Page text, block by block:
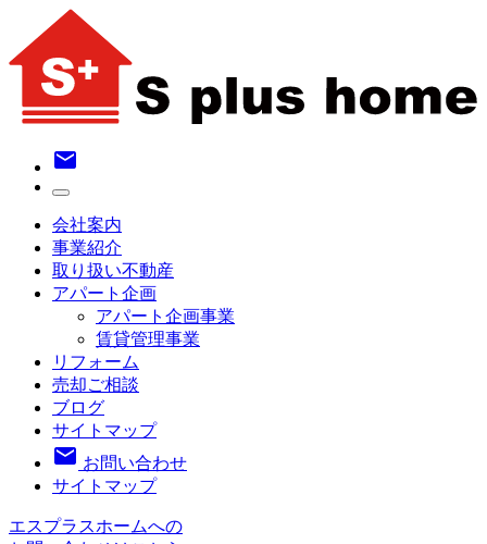
email
会社案内
事業紹介
取り扱い不動産
アパート企画
アパート企画事業
賃貸管理事業
リフォーム
売却ご相談
ブログ
サイトマップ
email お問い合わせ
サイトマップ
エスプラスホームへの